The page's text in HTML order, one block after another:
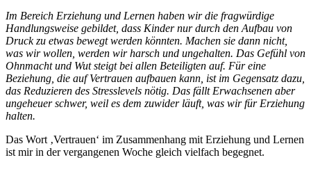
Im Bereich Erziehung und Lernen haben wir die fragwürdige
Handlungsweise gebildet, dass Kinder nur durch den Aufbau von
Druck zu etwas bewegt werden könnten. Machen sie dann nicht,
was wir wollen, werden wir harsch und ungehalten. Das Gefühl von
Ohnmacht und Wut steigt bei allen Beteiligten auf. Für eine
Beziehung, die auf Vertrauen aufbauen kann, ist im Gegensatz dazu,
das Reduzieren des Stresslevels nötig. Das fällt Erwachsenen aber
ungeheuer schwer, weil es dem zuwider läuft, was wir für Erziehung
halten.
Das Wort ‚Vertrauen‘ im Zusammenhang mit Erziehung und Lernen
ist mir in der vergangenen Woche gleich vielfach begegnet.